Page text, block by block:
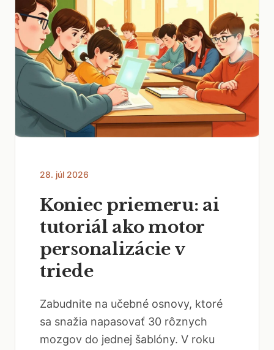
28. júl 2026
Koniec priemeru: ai
tutoriál ako motor
personalizácie v
triede
Zabudnite na učebné osnovy, ktoré
sa snažia napasovať 30 rôznych
mozgov do jednej šablóny. V roku